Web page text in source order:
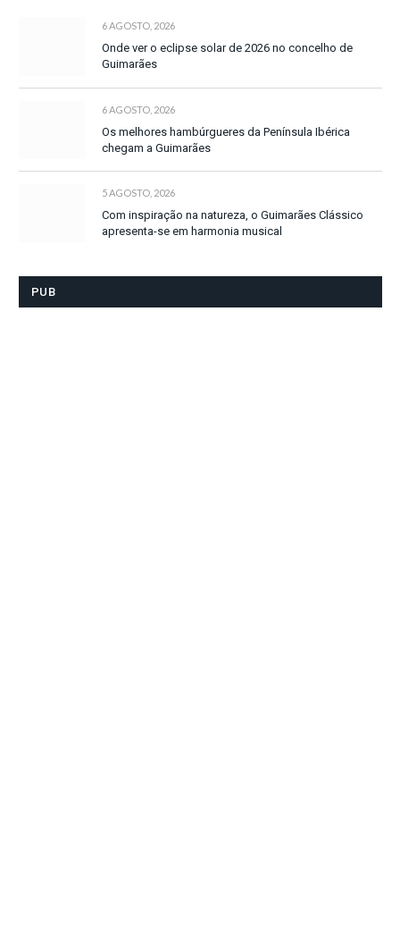
6 AGOSTO, 2026
Onde ver o eclipse solar de 2026 no concelho de
Guimarães
6 AGOSTO, 2026
Os melhores hambúrgueres da Península Ibérica
chegam a Guimarães
5 AGOSTO, 2026
Com inspiração na natureza, o Guimarães Clássico
apresenta-se em harmonia musical
PUB